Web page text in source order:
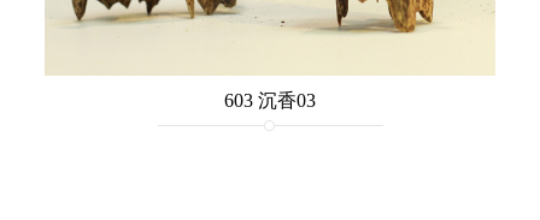
603 沉香03